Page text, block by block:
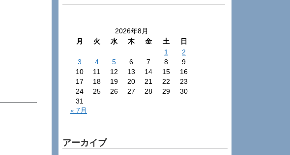
2026年8月
月
火 水 木 金 土
日
1
2
3
4 5 6 7 8
9
10
11 12 13 14 15
16
17
18 19 20 21 22
23
24
25 26 27 28 29
30
31
« 7月
アーカイブ